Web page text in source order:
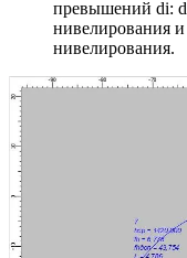
превышений di:
нивелирования
нивелирования.